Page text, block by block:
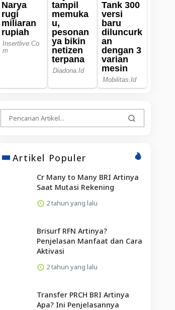
Artikel Populer
Cr Many to Many BRI Artinya
Saat Mutasi Rekening
2 tahun yang lalu
Brisurf RFN Artinya?
Penjelasan Manfaat dan Cara
Aktivasi
2 tahun yang lalu
Transfer PRCH BRI Artinya
Apa? Ini Penjelasannya